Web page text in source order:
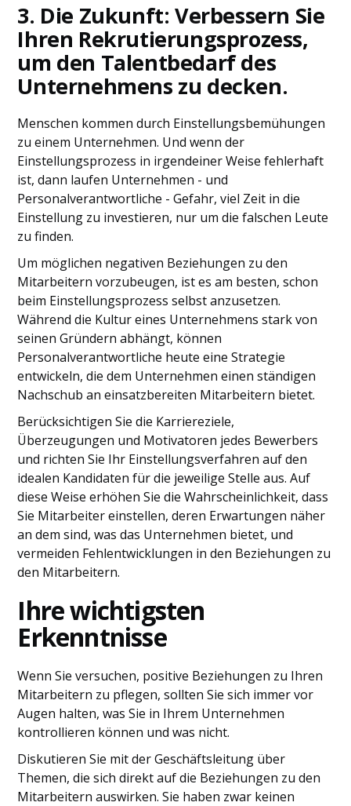
3. Die Zukunft: Verbessern Sie
Ihren Rekrutierungsprozess,
um den Talentbedarf des
Unternehmens zu decken.
Menschen kommen durch Einstellungsbemühungen
zu einem Unternehmen. Und wenn der
Einstellungsprozess in irgendeiner Weise fehlerhaft
ist, dann laufen Unternehmen - und
Personalverantwortliche - Gefahr, viel Zeit in die
Einstellung zu investieren, nur um die falschen Leute
zu finden.
Um möglichen negativen Beziehungen zu den
Mitarbeitern vorzubeugen, ist es am besten, schon
beim Einstellungsprozess selbst anzusetzen.
Während die Kultur eines Unternehmens stark von
seinen Gründern abhängt, können
Personalverantwortliche heute eine Strategie
entwickeln, die dem Unternehmen einen ständigen
Nachschub an einsatzbereiten Mitarbeitern bietet.
Berücksichtigen Sie die Karriereziele,
Überzeugungen und Motivatoren jedes Bewerbers
und richten Sie Ihr Einstellungsverfahren auf den
idealen Kandidaten für die jeweilige Stelle aus. Auf
diese Weise erhöhen Sie die Wahrscheinlichkeit, dass
Sie Mitarbeiter einstellen, deren Erwartungen näher
an dem sind, was das Unternehmen bietet, und
vermeiden Fehlentwicklungen in den Beziehungen zu
den Mitarbeitern.
Ihre wichtigsten
Erkenntnisse
Wenn Sie versuchen, positive Beziehungen zu Ihren
Mitarbeitern zu pflegen, sollten Sie sich immer vor
Augen halten, was Sie in Ihrem Unternehmen
kontrollieren können und was nicht.
Diskutieren Sie mit der Geschäftsleitung über
Themen, die sich direkt auf die Beziehungen zu den
Mitarbeitern auswirken. Sie haben zwar keinen